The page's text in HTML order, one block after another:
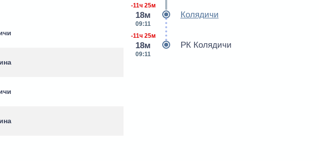
-11ч 25м
18м
09:11
Колядичи
-11ч 25м
18м
09:11
РК Колядичи